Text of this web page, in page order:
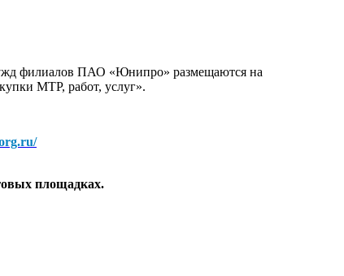
филиалов ПАО «Юнипро» размещаются на
МТР, работ, услуг».
площадках.